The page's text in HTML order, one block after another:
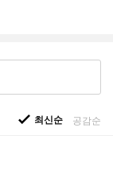
최신순 공감순